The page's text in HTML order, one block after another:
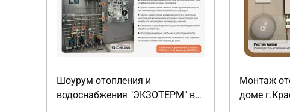
Шоурум отопления и
водоснабжения "ЭКЗОТЕРМ" в
Монтаж
доме